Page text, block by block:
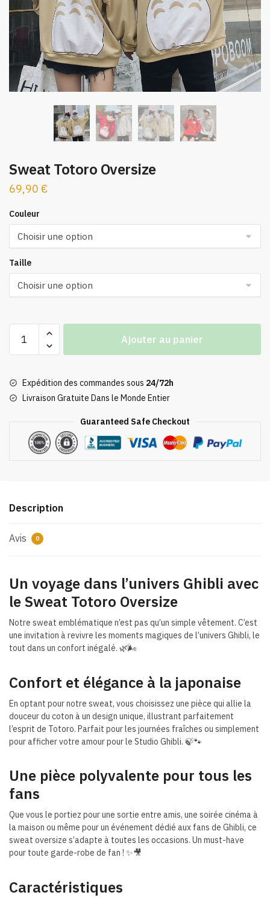
Sweat Totoro Oversize
69,90 €
Couleur
Taille
Oversize
Ajouter au panier
Expédition des commandes sous 24/72h
Livraison Gratuite Dans le Monde Entier
Guaranteed Safe Checkout
Description
Avis 0
Un voyage dans l’univers Ghibli avec
le Sweat Totoro Oversize
Notre sweat emblématique n’est pas qu’un simple vêtement. C’est
une invitation à revivre les moments magiques de l’univers Ghibli, le
tout dans un confort inégalé. 🌿🌬
Confort et élégance à la japonaise
En optant pour notre sweat, vous choisissez une pièce qui allie la
douceur du coton à un design unique, illustrant parfaitement
l’esprit de Totoro. Parfait pour les journées fraîches ou simplement
pour afficher votre amour pour le Studio Ghibli. 🍃🐾
Une pièce polyvalente pour tous les
fans
Que vous le portiez pour une sortie entre amis, une soirée cinéma à
la maison ou même pour un événement dédié aux fans de Ghibli, ce
sweat oversize s’adapte à toutes les occasions. Un must-have
pour toute garde-robe de fan ! ✨🎥
Caractéristiques